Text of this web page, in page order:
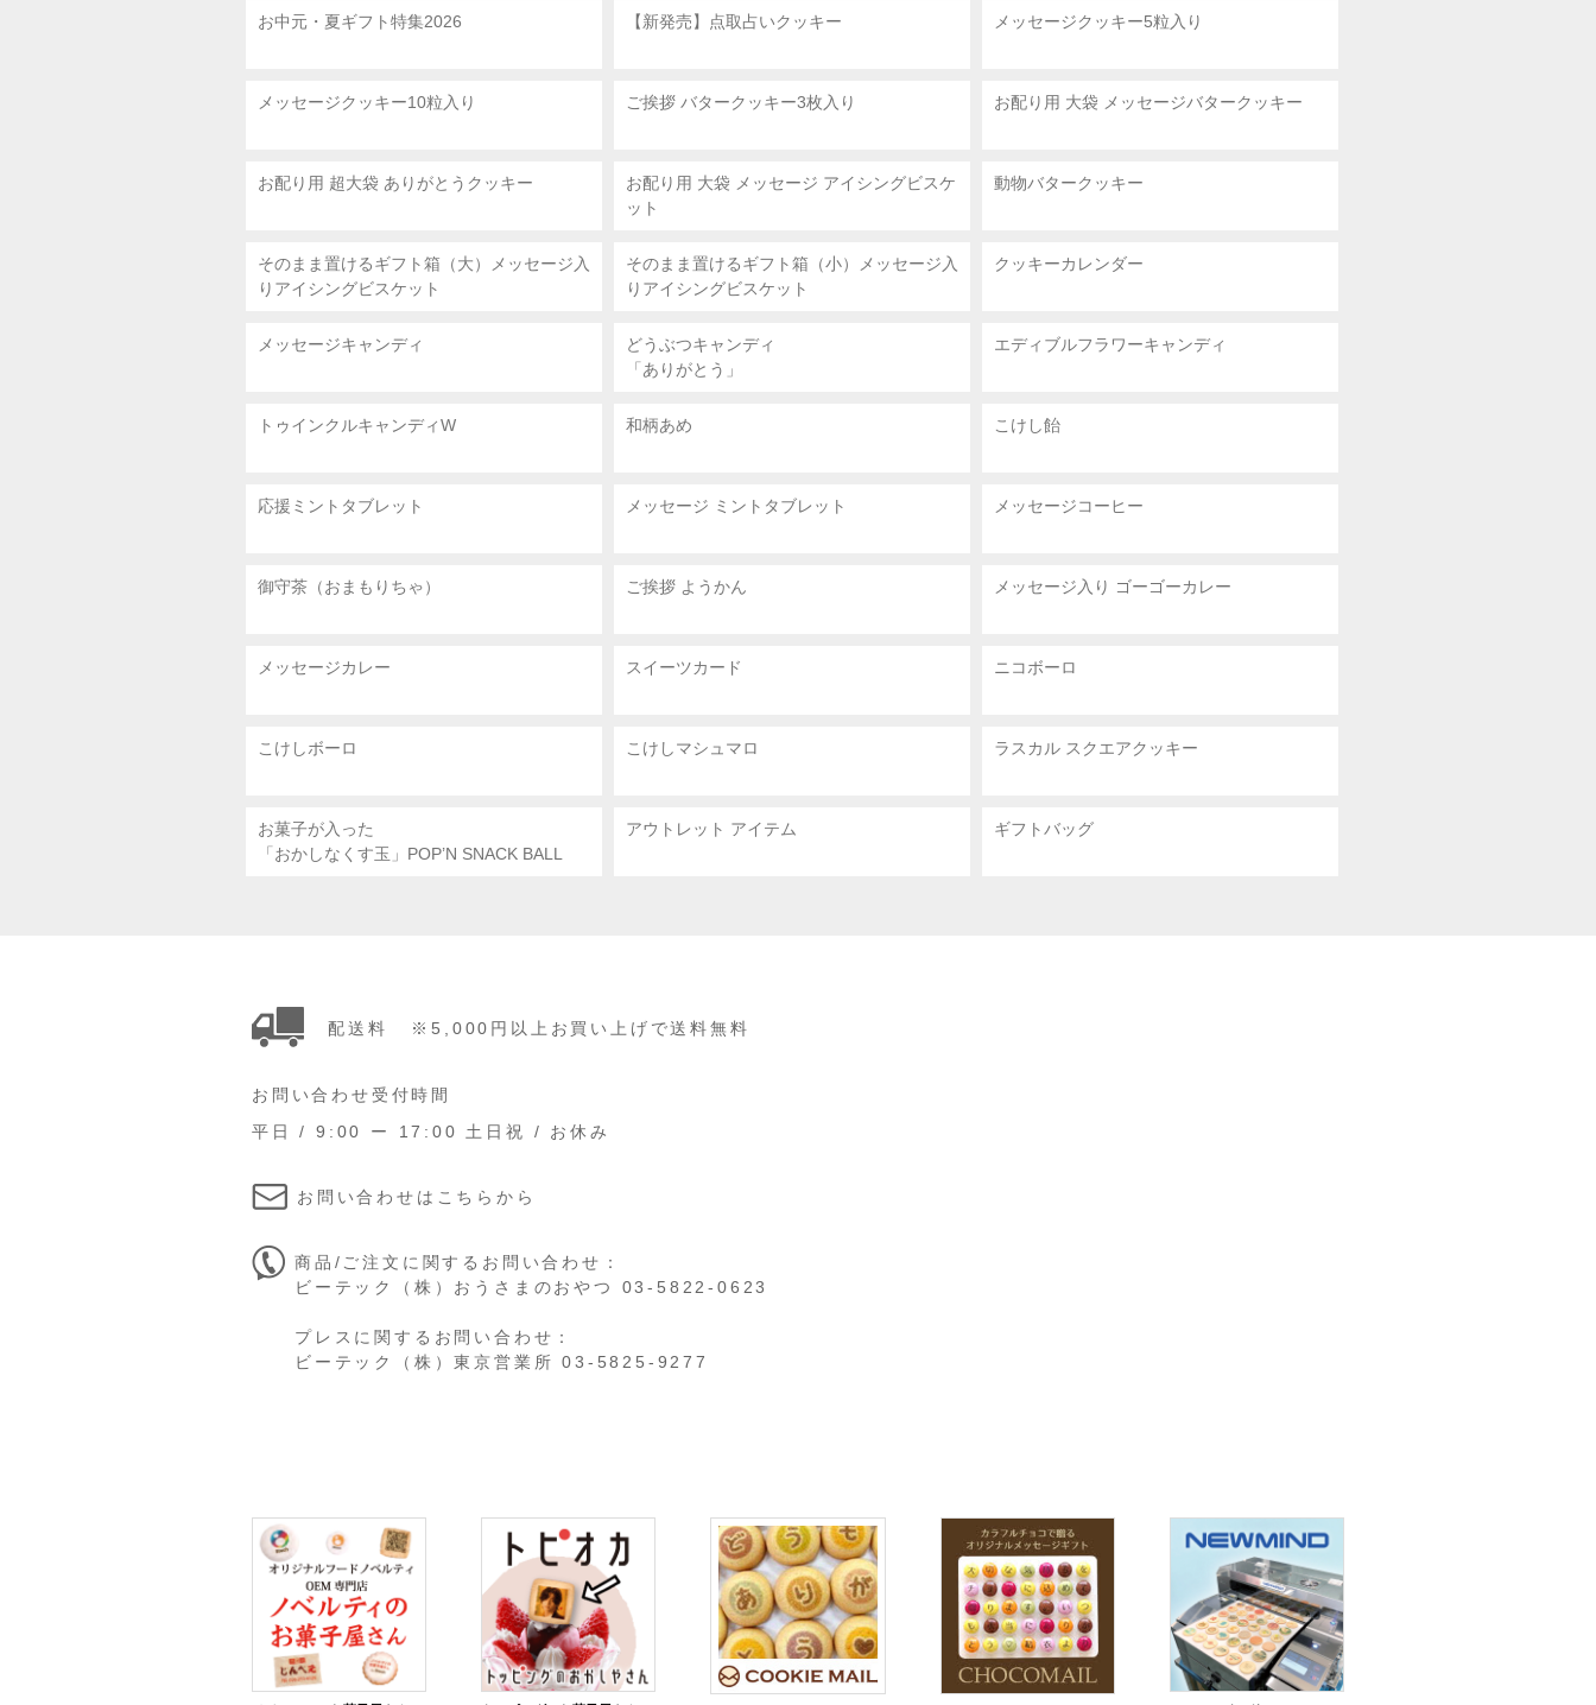
お中元・夏ギフト特集2026 【新発売】点取占いクッキー メッセージクッキー5粒入り
メッセージクッキー10粒入り ご挨拶 バタークッキー3枚入り お配り用 大袋 メッセージバタークッキー
お配り用 超大袋 ありがとうクッキー お配り用 大袋 メッセージ アイシングビスケ
ット
動物バタークッキー
そのまま置けるギフト箱（大）メッセージ入
りアイシングビスケット
そのまま置けるギフト箱（小）メッセージ入
りアイシングビスケット
クッキーカレンダー
メッセージキャンディ
どうぶつキャンディ
「ありがとう」
エディブルフラワーキャンディ
トゥインクルキャンディW 和柄あめ こけし飴
応援ミントタブレット メッセージ ミントタブレット メッセージコーヒー
御守茶（おまもりちゃ） ご挨拶 ようかん メッセージ入り ゴーゴーカレー
メッセージカレー スイーツカード ニコボーロ
こけしボーロ こけしマシュマロ ラスカル スクエアクッキー
お菓子が入った
「おかしなくす玉」POP’N SNACK BALL
アウトレット アイテム ギフトバッグ
配送料 ※5,000円以上お買い上げで送料無料
お問い合わせ受付時間
平日 / 9:00 ー 17:00 土日祝 / お休み
お問い合わせはこちらから
商品/ご注文に関するお問い合わせ：
ビーテック（株）おうさまのおやつ 03-5822-0623
プレスに関するお問い合わせ：
ビーテック（株）東京営業所 03-5825-9277